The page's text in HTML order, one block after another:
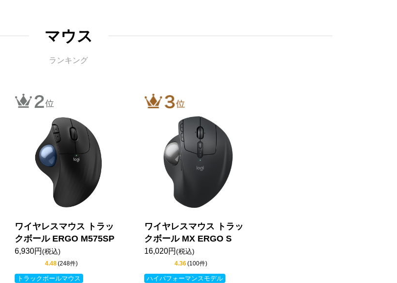
マウス
ランキング
ワイヤレスマウス トラッ
クボール ERGO M575SP
6,930円(税込)
4.48(248件)
トラックボールマウス
ワイヤレスマウス トラッ
クボール MX ERGO S
16,020円(税込)
4.36(100件)
ハイパフォーマンスモデル